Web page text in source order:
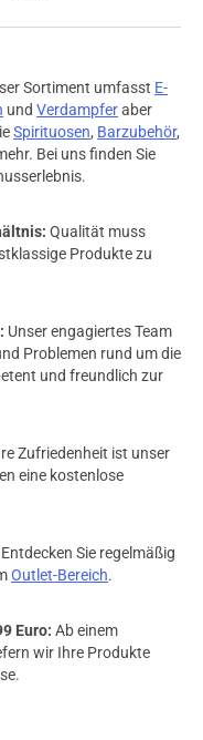
Sortiment umfasst E-
und Verdampferaber
Spirituosen, Barzubehör,
Bei uns finden Sie
Qualität muss
Produkte zu
Unser engagiertes Team
Problemen rund um die
und freundlich zur
Zufriedenheit ist unser
eine kostenlose
Entdecken Sie regelmäßig
Outlet-Bereich.
Euro: Ab einem
wir Ihre Produkte